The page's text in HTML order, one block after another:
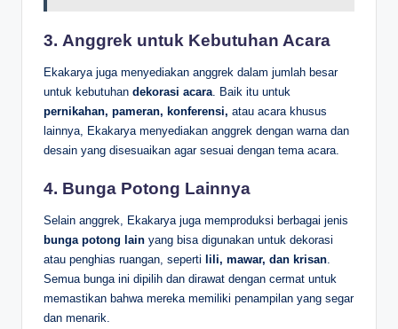
3. Anggrek untuk Kebutuhan Acara
Ekakarya juga menyediakan anggrek dalam jumlah besar
untuk kebutuhan dekorasi acara . Baik itu untuk
pernikahan, pameran, konferensi, atau acara khusus
lainnya, Ekakarya menyediakan anggrek dengan warna dan
desain yang disesuaikan agar sesuai dengan tema acara.
4. Bunga Potong Lainnya
Selain anggrek, Ekakarya juga memproduksi berbagai jenis
bunga potong lain yang bisa digunakan untuk dekorasi
atau penghias ruangan, seperti lili, mawar, dan krisan
Semua bunga ini dipilih dan dirawat dengan cermat untuk
memastikan bahwa mereka memiliki penampilan yang segar
dan menarik.